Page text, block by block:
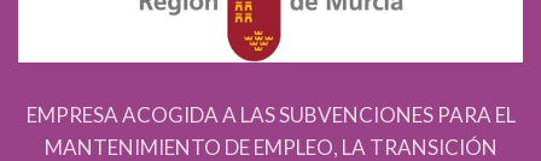
EMPRESA ACOGIDA A LAS SUBVENCIONES PARA EL
MANTENIMIENTO DE EMPLEO, LA TRANSICIÓN